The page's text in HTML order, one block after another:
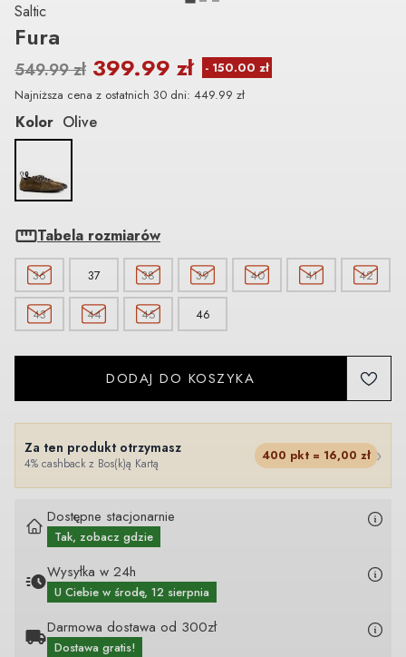
Saltic
Fura
549.99zł 399.99 zł
Najniższa cena z ostatnich 30 dni: 449.99 zł
Kolor Olive
Tabela rozmiarów
36 37 38 39 40 41 42
43 44 45 46
DODAJ DO KOSZYKA
Za ten produkt otrzymasz
4% cashback z Bos(k)ą Kartą
400 pkt = 16,00 zł ›
Dostępne stacjonarnie
Tak, zobacz gdzie
Wysyłka w 24h
U Ciebie w środę, 12 sierpnia
Darmowa dostawa od 300zł
Dostawa gratis!